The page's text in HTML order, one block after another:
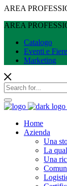
AREA
AREA
Catalogo
Eventi e Fiere
Marketing
Home
Azienda
Una
La
Una